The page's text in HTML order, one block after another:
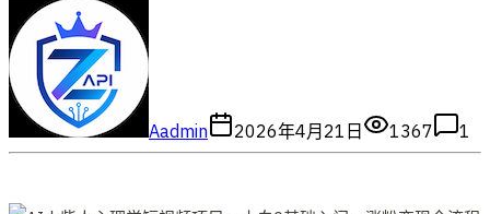
Aadmin 2026年4月21日 1367 1